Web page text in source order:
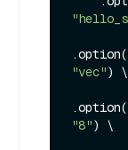
.option(
"vec") \
.option(
"8") \